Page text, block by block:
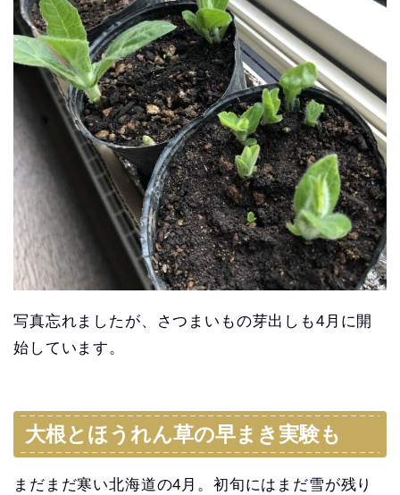
写真忘れましたが、さつまいもの芽出しも4月に開
始しています。
大根とほうれん草の早まき実験も
まだまだ寒い北海道の4月。初旬にはまだ雪が残り